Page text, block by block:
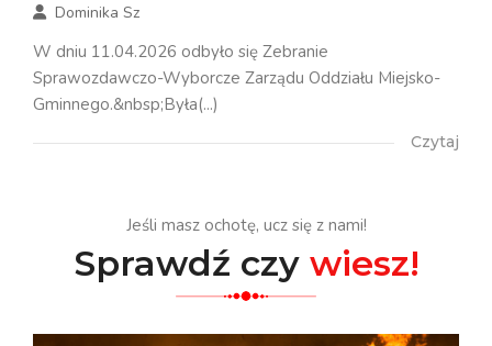
Dominika Sz
W dniu 11.04.2026 odbyło się Zebranie
Sprawozdawczo-Wyborcze Zarządu Oddziału Miejsko-
Gminnego.&nbsp;Była(...)
Czytaj
Jeśli masz ochotę, ucz się z nami!
Sprawdź czy wiesz!